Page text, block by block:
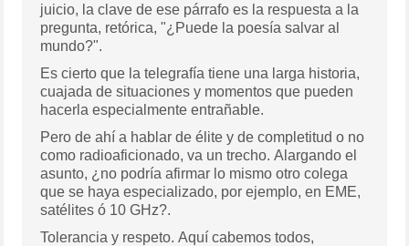
juicio, la clave de ese párrafo es la respuesta a la
pregunta, retórica, "¿Puede la poesía salvar al
mundo?".
Es cierto que la telegrafía tiene una larga historia,
cuajada de situaciones y momentos que pueden
hacerla especialmente entrañable.
Pero de ahí a hablar de élite y de completitud o no
como radioaficionado, va un trecho. Alargando el
asunto, ¿no podría afirmar lo mismo otro colega
que se haya especializado, por ejemplo, en EME,
satélites ó 10 GHz?.
Tolerancia y respeto. Aquí cabemos todos,